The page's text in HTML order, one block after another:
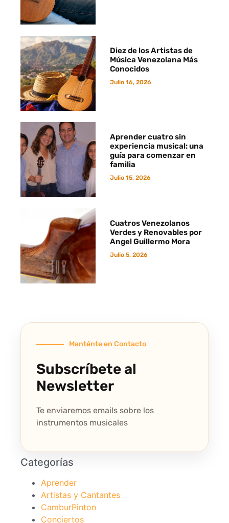
Diez de los Artistas de
Música Venezolana Más
Conocidos
Julio 16, 2026
Aprender cuatro sin
experiencia musical: una
guía para comenzar en
familia
Julio 15, 2026
Cuatros Venezolanos
Verdes y Renovables por
Angel Guillermo Mora
Julio 5, 2026
Manténte en Contacto
Subscríbete al
Newsletter
Te enviaremos emails sobre los
instrumentos musicales
Categorías
Aprender
Artistas y Cantantes
CamburPinton
Conciertos